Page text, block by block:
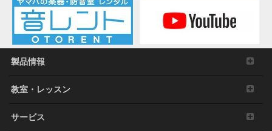
製品情報
教室・レッスン
サービス